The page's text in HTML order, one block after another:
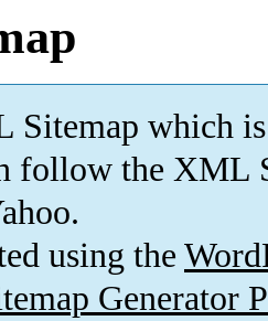
which is
follow the XML
using the
Generator